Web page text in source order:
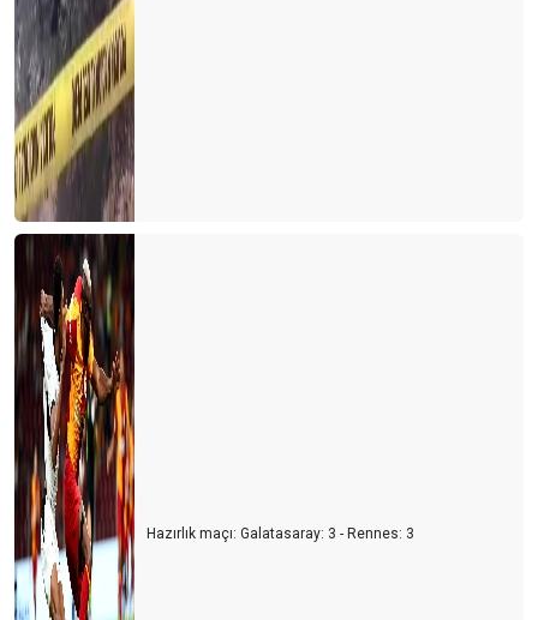
Hazırlık maçı: Galatasaray: 3 - Rennes: 3